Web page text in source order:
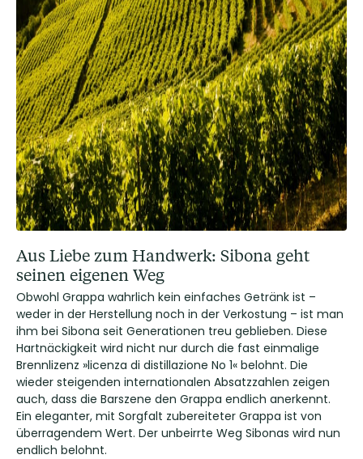
Aus Liebe zum Handwerk: Sibona geht
seinen eigenen Weg
Obwohl Grappa wahrlich kein einfaches Getränk ist –
weder in der Herstellung noch in der Verkostung – ist man
ihm bei Sibona seit Generationen treu geblieben. Diese
Hartnäckigkeit wird nicht nur durch die fast einmalige
Brennlizenz »licenza di distillazione No 1« belohnt. Die
wieder steigenden internationalen Absatzzahlen zeigen
auch, dass die Barszene den Grappa endlich anerkennt.
Ein eleganter, mit Sorgfalt zubereiteter Grappa ist von
überragendem Wert. Der unbeirrte Weg Sibonas wird nun
endlich belohnt.